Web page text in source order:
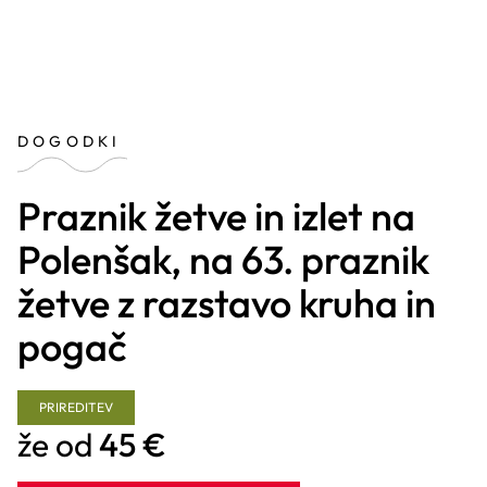
DOGODKI
Praznik žetve in izlet na
Polenšak, na 63. praznik
žetve z razstavo kruha in
pogač
PRIREDITEV
že od45 €